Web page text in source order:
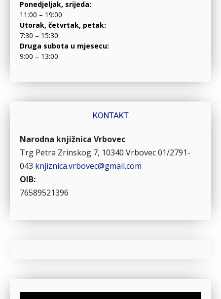
Ponedjeljak, srijeda:
11:00 – 19:00
Utorak, četvrtak, petak:
7:30 – 15:30
Druga subota u mjesecu:
9:00 – 13:00
KONTAKT
Narodna knjižnica Vrbovec
Trg Petra Zrinskog 7, 10340 Vrbovec01/2791-
043 knjiznica.vrbovec@gmail.com
OIB:
76589521396